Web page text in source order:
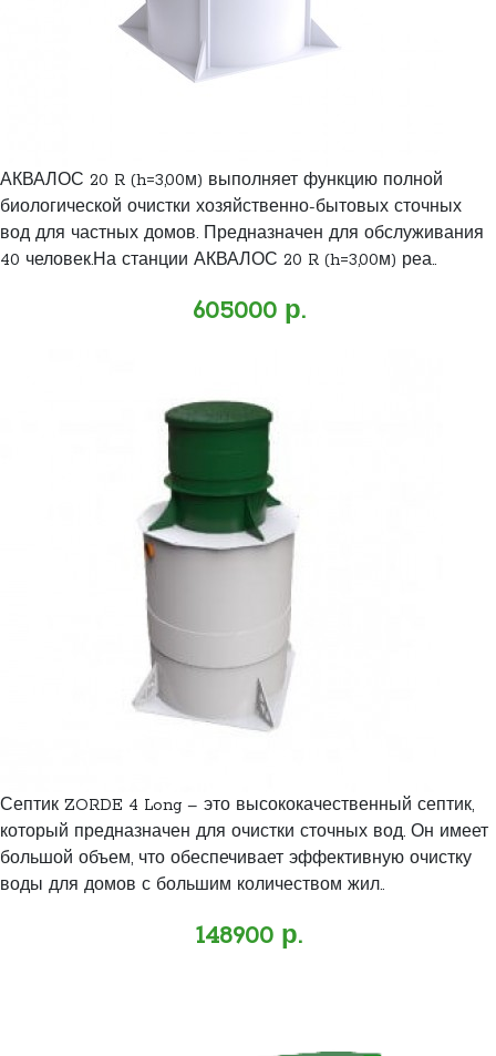
АКВАЛОС 20 R (h=3,00м) выполняет функцию полной
биологической очистки хозяйственно-бытовых сточных
вод для частных домов. Предназначен для обслуживания
40 человек.На станции АКВАЛОС 20 R (h=3,00м) реа..
605000 р.
Септик ZORDE 4 Long – это высококачественный септик,
который предназначен для очистки сточных вод. Он имеет
большой объем, что обеспечивает эффективную очистку
воды для домов с большим количеством жил..
148900 р.